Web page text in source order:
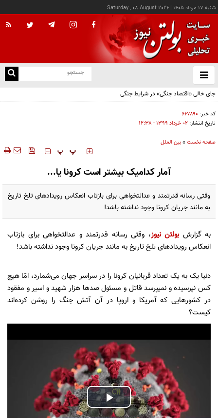
شنبه ۱۷ مرداد ۱۴۰۵ |
Saturday , 08 August 2026
باز
و
جای خالی «اقتصاد جنگی» در شرایط جنگی
کد خبر: ۶۶۷۸۹۰
تاریخ انتشار: ۰۲ خرداد ۱۳۹۹ - ۱۲:۳۸
صفحه نخست »بین الملل
‍‍‍ پ پ
آمار کدامیک بیشتر است کرونا یا...
وقتی رسانه‌‌‌ قدرتمند و عدالتخواهی برای بازتاب انعکاس رویدادهای تلخ تاریخ
به مانند جریان کرونا وجود نداشته باشد!
به گزارشبولتن نیوز، وقتی رسانه‌‌‌ قدرتمند و عدالتخواهی برای بازتاب
انعکاس رویدادهای تلخ تاریخ به مانند جریان کرونا وجود نداشته باشد!
دنیا یک به یک تعداد قربانیان کرونا را در سراسر جهان می‌شمارد، امّا هیچ
کس نپرسیده و نمیپرسد قاتل و مسئول صدها هزار شهید و اسیر و مفقود
در کشورهایی که آمریکا و اروپا در آن آتش جنگ را روشن کرده‌اند
کیست؟
Play